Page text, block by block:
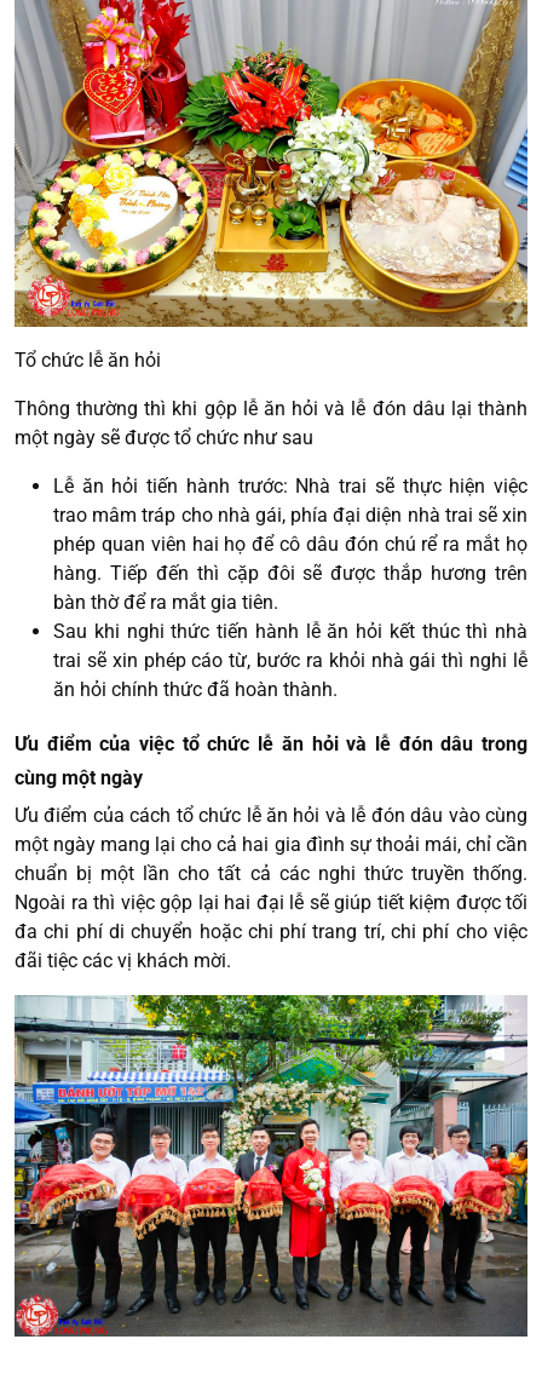
Tổ chức lễ ăn hỏi
Thông thường thì khi gộp lễ ăn hỏi và lễ đón dâu lại thành
một ngày sẽ được tổ chức như sau
Lễ ăn hỏi tiến hành trước: Nhà trai sẽ thực hiện việc
trao mâm tráp cho nhà gái, phía đại diện nhà trai sẽ xin
phép quan viên hai họ để cô dâu đón chú rể ra mắt họ
hàng. Tiếp đến thì cặp đôi sẽ được thắp hương trên
bàn thờ để ra mắt gia tiên.
Sau khi nghi thức tiến hành lễ ăn hỏi kết thúc thì nhà
trai sẽ xin phép cáo từ, bước ra khỏi nhà gái thì nghi lễ
ăn hỏi chính thức đã hoàn thành.
Ưu điểm của việc tổ chức lễ ăn hỏi và lễ đón dâu trong
cùng một ngày
Ưu điểm của cách tổ chức lễ ăn hỏi và lễ đón dâu vào cùng
một ngày mang lại cho cả hai gia đình sự thoải mái, chỉ cần
chuẩn bị một lần cho tất cả các nghi thức truyền thống.
Ngoài ra thì việc gộp lại hai đại lễ sẽ giúp tiết kiệm được tối
đa chi phí di chuyển hoặc chi phí trang trí, chi phí cho việc
đãi tiệc các vị khách mời.